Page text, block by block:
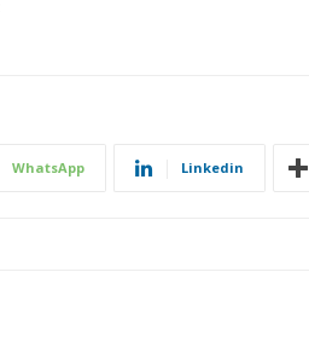
WhatsApp Linkedin